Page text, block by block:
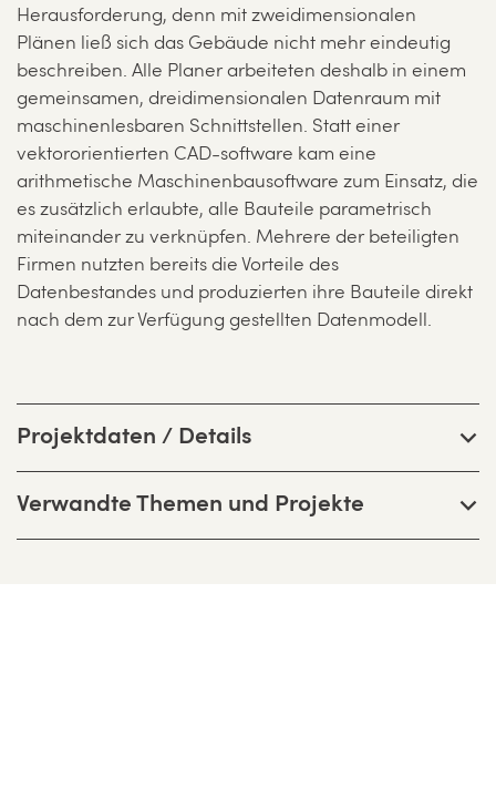
Herausforderung, denn mit zweidimensionalen
Plänen ließ sich das Gebäude nicht mehr eindeutig
beschreiben. Alle Planer arbeiteten deshalb in einem
gemeinsamen, dreidimensionalen Datenraum mit
maschinenlesbaren Schnittstellen. Statt einer
vektororientierten CAD-software kam eine
arithmetische Maschinenbausoftware zum Einsatz, die
es zusätzlich erlaubte, alle Bauteile parametrisch
miteinander zu verknüpfen. Mehrere der beteiligten
Firmen nutzten bereits die Vorteile des
Datenbestandes und produzierten ihre Bauteile direkt
nach dem zur Verfügung gestellten Datenmodell.
Projektdaten / Details
Verwandte Themen und Projekte